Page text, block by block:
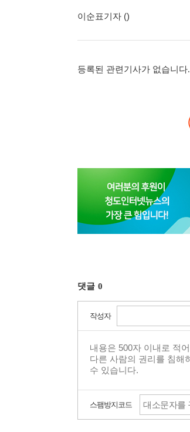
이순표기자 ()
등록된 관련기사가 없습니다.
댓글 0
작성자
스팸방지코드